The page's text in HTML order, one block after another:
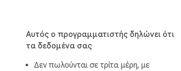
Αυτός ο προγραμματιστής δηλώνει ότι
τα δεδομένα σας
Δεν πωλούνται σε τρίτα μέρη, με